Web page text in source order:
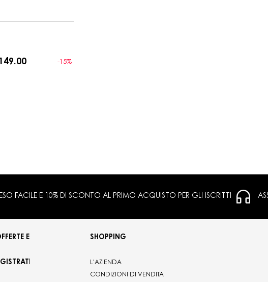
-15%
FACILE E 10% DI SCONTO AL PRIMO ACQUISTO PER GLI ISCRITTI
E
SHOPPING
L'AZIENDA
CONDIZIONI DI VENDITA